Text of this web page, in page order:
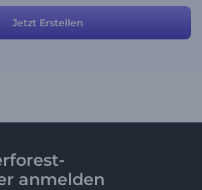
ganz demonstrieren. Seien Sie der
hat ... Bitte schön!
Jetzt Erstellen
anmelden